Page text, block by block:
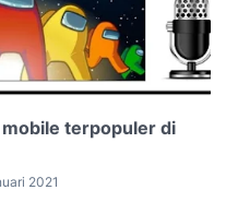
mobile terpopuler di
2021